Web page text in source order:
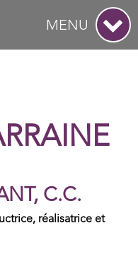
MENU
C.C.
réalisatrice et